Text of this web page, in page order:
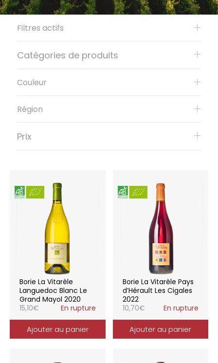
Borie La Vitarèle
Languedoc Blanc Le
Grand Mayol 2020
15,10€ En rupture
Ajouter au panier
Borie La Vitarèle Pays
d’Hérault Les Cigales
2022
10,70€ En rupture
Ajouter au panier
Filtres actifs
Catégories de produits
Couleur
Région
Prix